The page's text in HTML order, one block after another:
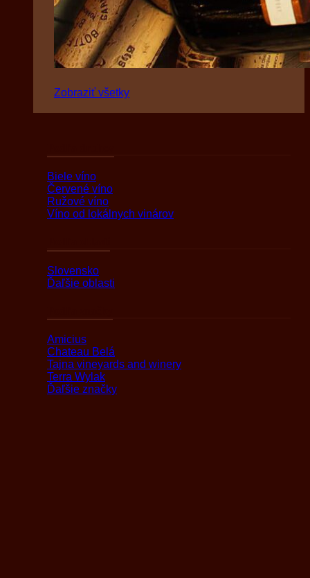
Zobraziť všetky
Biele víno
Červené víno
Ružové víno
Víno od lokálnych vinárov
Slovensko
Ďaľšie oblasti
Amicius
Chateau Belá
Tajna vineyards and winery
Terra Wylak
Ďaľšie značky